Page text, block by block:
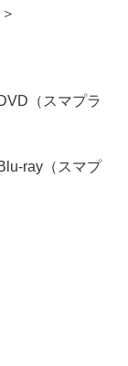
（スマプラ
ray（スマプ